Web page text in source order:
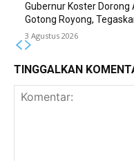
Gubernur Koster Dorong
Gotong Royong,
3 Agustus 2026
TINGGALKAN